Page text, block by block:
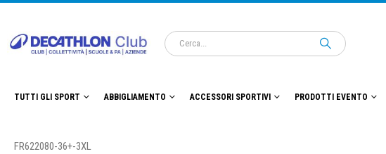
TUTTI GLI SPORT ABBIGLIAMENTO ACCESSORI SPORTIVI PRODOTTI EVENTO
FR622080-36+-3XL